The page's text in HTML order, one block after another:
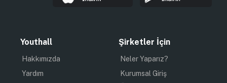
Youthall
Hakkımızda
Yardım
Şirketler İçin
Neler Yaparız?
Kurumsal Giriş